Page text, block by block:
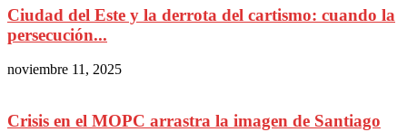
Ciudad del Este y la derrota del cartismo: cuando la
persecución...
noviembre 11, 2025
Crisis en el MOPC arrastra la imagen de Santiago